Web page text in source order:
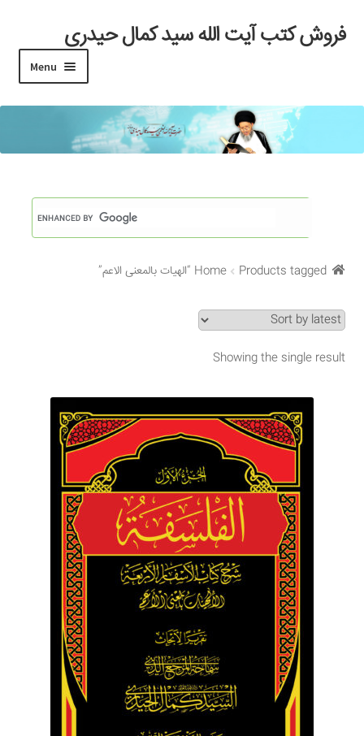
Skip
to
Skip
to
فروش کتب آیت الله سید کمال حیدری
Menu
خانه
#97 (بدون عنوان)
Checkout
My account
Search Results
Shop
برگه نمونه
برگه نمونه
تماس با ما
ثبت شکایات
حساب کاربری من
Home Products tagged “الهیات بالمعنی الاعم”
Showing the single result